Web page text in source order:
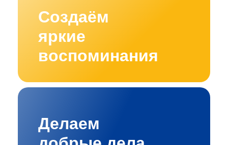
Создаём
яркие
воспоминания
Делаем